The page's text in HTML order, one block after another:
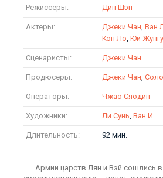
Режиссеры: Дин Шэн
Актеры: Джеки Чан, Ван
Кэн Ло, Юй
Сценаристы: Джеки Чан
Продюсеры: Джеки Чан,
Операторы: Чжао Сяодин
Художники: Ли Сунь, Ван И
Длительность: 92 мин.
Армии царств Лян и Вэй сошлись